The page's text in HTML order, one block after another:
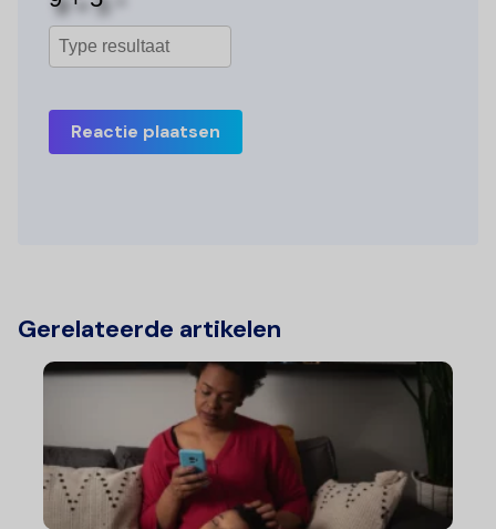
Reactie plaatsen
Gerelateerde artikelen